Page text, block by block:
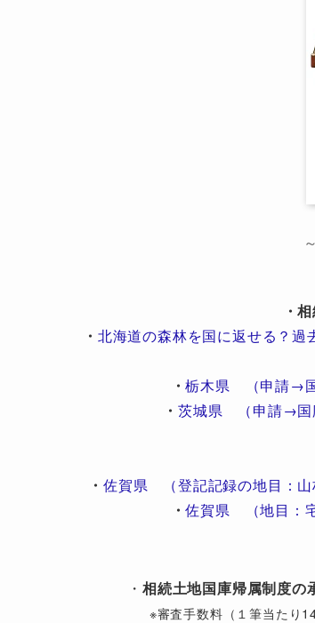
・
・ 北海道の森林を国に返せる？
・栃木県 （申請→国
・ 茨城県 （申請→国
・ 佐賀県 （登記記録の地目：山
・佐賀県 （地目：
・相続土地国庫帰属制度の
※審査手数料（１筆当たり